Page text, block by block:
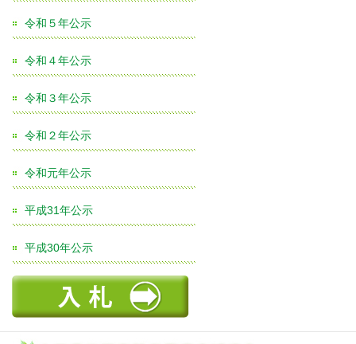
令和５年公示
令和４年公示
令和３年公示
令和２年公示
令和元年公示
平成31年公示
平成30年公示